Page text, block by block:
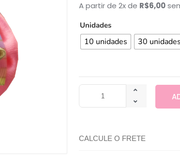
A partir de 2x de R$6,00
Unidades
10 unidades 30
CALCULE O FRETE